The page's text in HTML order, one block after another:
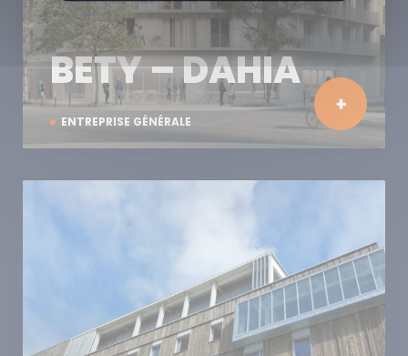
ENTREPRISE GÉNÉRALE
BETY – DAHIA